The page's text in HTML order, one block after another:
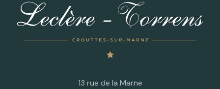
13 rue de la Marne